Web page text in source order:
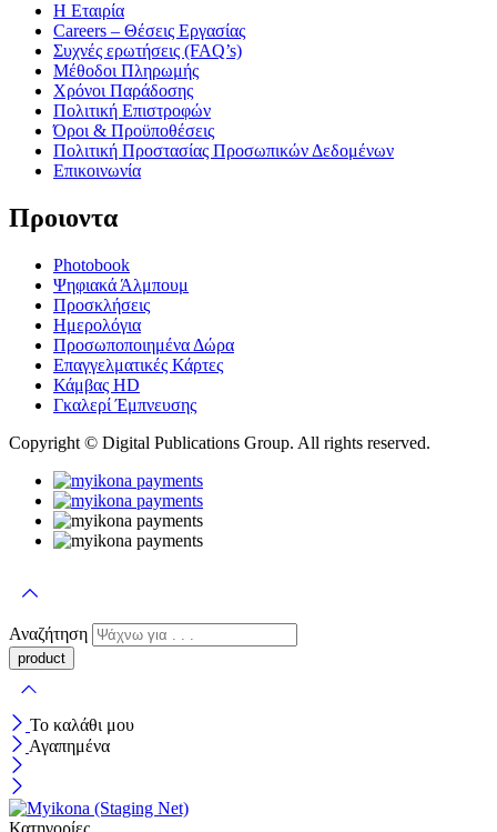
Η Εταιρία
Careers – Θέσεις Εργασίας
Συχνές ερωτήσεις (FAQ’s)
Μέθοδοι Πληρωμής
Χρόνοι Παράδοσης
Πολιτική Επιστροφών
Όροι & Προϋποθέσεις
Πολιτική Προστασίας Προσωπικών Δεδομένων
Επικοινωνία
Προιοντα
Photobook
Ψηφιακά Άλμπουμ
Προσκλήσεις
Ημερολόγια
Προσωποποιημένα Δώρα
Επαγγελματικές Κάρτες
Κάμβας HD
Γκαλερί Έμπνευσης
Copyright © Digital Publications Group. All rights reserved.
Αναζήτηση
Το καλάθι μου
Αγαπημένα
Κατηγορίες